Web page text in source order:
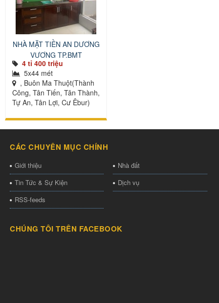
NHÀ MẶT TIỀN AN DƯƠNG
VƯƠNG TP.BMT
4 tỉ 400 triệu
5x44 mét
, Buôn Ma Thuột(Thành
Công, Tân Tiến, Tân Thành,
Tự An, Tân Lợi, Cư Êbur)
CÁC CHUYÊN MỤC CHÍNH
Giới thiệu
Nhà đất
Tin Tức & Sự Kiện
Dịch vụ
RSS-feeds
CHÚNG TÔI TRÊN FACEBOOK